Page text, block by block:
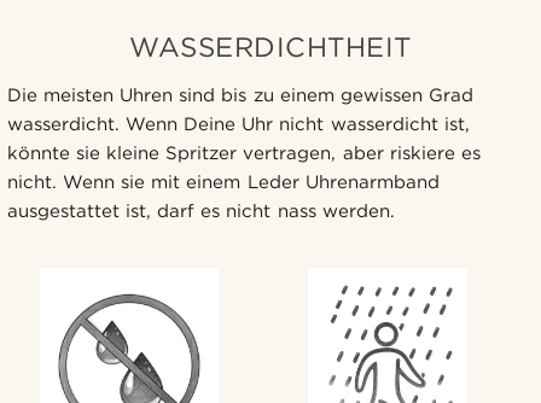
WASSERDICHTHEIT
Die meisten Uhren sind bis zu einem gewissen Grad
wasserdicht. Wenn Deine Uhr nicht wasserdicht ist,
könnte sie kleine Spritzer vertragen, aber riskiere es
nicht. Wenn sie mit einem Leder Uhrenarmband
ausgestattet ist, darf es nicht nass werden.